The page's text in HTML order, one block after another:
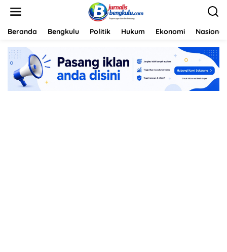
Beranda Bengkulu Politik Hukum Ekonomi Nasional